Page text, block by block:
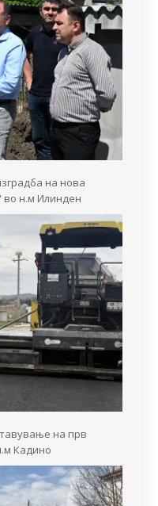
на нова
во н.м Илинден
на прв
Кадино